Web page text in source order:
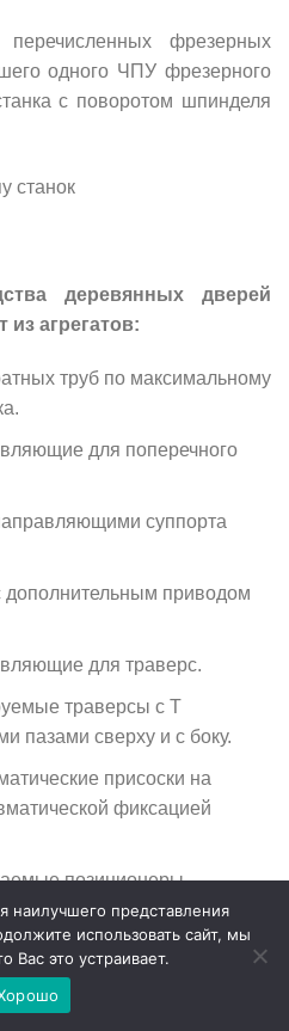
фрезерных
одного ЧПУ фрезерного
с поворотом шпинделя
деревянных дверей
агрегатов:
труб по максимальному
для поперечного
суппорта
приводом
для траверс.
траверсы с Т
пазами сверху и с боку.
присоски на
фиксацией
позиционеры
с аппаратурой поддержания
наилучшего представления
использовать сайт, мы
Вас это устраивает.